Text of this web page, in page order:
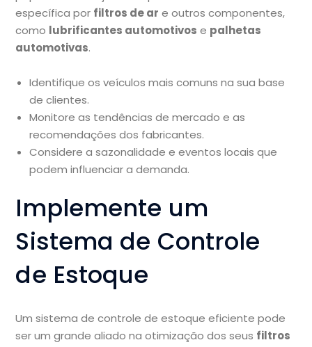
específica por filtros de ar e outros componentes,
como lubrificantes automotivos e palhetas
automotivas.
Identifique os veículos mais comuns na sua base
de clientes.
Monitore as tendências de mercado e as
recomendações dos fabricantes.
Considere a sazonalidade e eventos locais que
podem influenciar a demanda.
Implemente um
Sistema de Controle
de Estoque
Um sistema de controle de estoque eficiente pode
ser um grande aliado na otimização dos seus filtros